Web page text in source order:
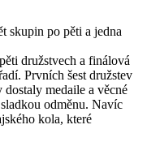
skupin po pěti a jedna
družstvech a finálová
Prvních šest družstev
medaile a věcné
odměnu. Navíc
kola, které